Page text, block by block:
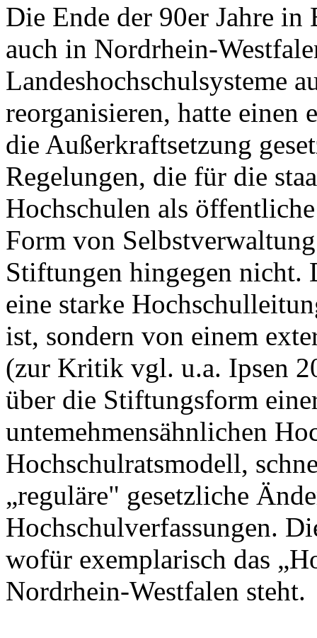
Die Ende der 90er Jahre
auch in Nordrhein-
Landeshochschulsysteme
reorganisieren, hatte einen
die Außerkraftsetzung
Regelungen, die für die
Hochschulen als
Form von
Stiftungen hingegen nicht.
eine starke
ist, sondern von einem
(zur Kritik vgl. u.a. Ipsen
über die Stiftungsform
untemehmensähnlichen
Hochschulratsmodell,
„reguläre" gesetzliche
Hochschulverfassungen.
wofür exemplarisch das
Nordrhein-Westfalen steht.